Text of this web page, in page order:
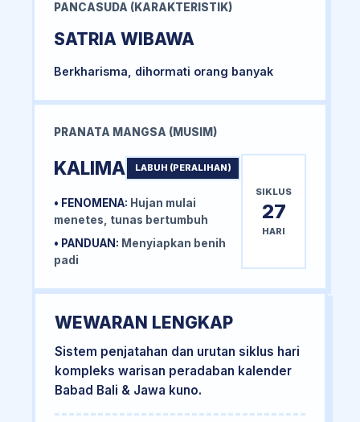
PANCASUDA (KARAKTERISTIK)
SATRIA WIBAWA
Berkharisma, dihormati orang banyak
PRANATA MANGSA (MUSIM)
KALIMA LABUH (PERALIHAN)
• FENOMENA: Hujan mulai
menetes, tunas bertumbuh
• PANDUAN: Menyiapkan benih
padi
SIKLUS
27
HARI
WEWARAN LENGKAP
Sistem penjatahan dan urutan siklus hari
kompleks warisan peradaban kalender
Babad Bali & Jawa kuno.